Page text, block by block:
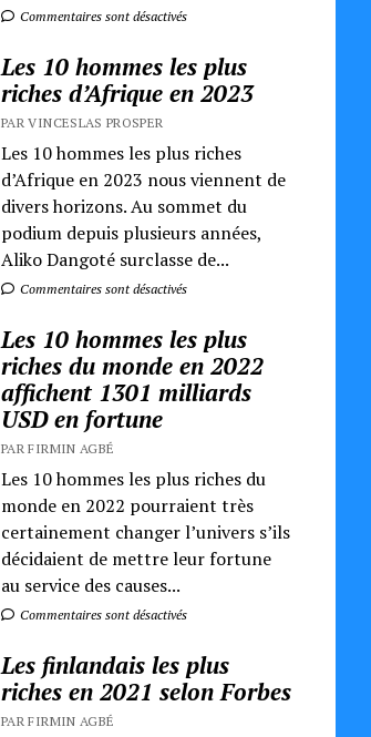
Commentaires sont désactivés
Les 10 hommes les plus
riches d’Afrique en 2023
PAR VINCESLAS PROSPER
Les 10 hommes les plus riches
d’Afrique en 2023 nous viennent de
divers horizons. Au sommet du
podium depuis plusieurs années,
Aliko Dangoté surclasse de...
Commentaires sont désactivés
Les 10 hommes les plus
riches du monde en 2022
affichent 1301 milliards
USD en fortune
PAR FIRMIN AGBÉ
Les 10 hommes les plus riches du
monde en 2022 pourraient très
certainement changer l’univers s’ils
décidaient de mettre leur fortune
au service des causes...
Commentaires sont désactivés
Les finlandais les plus
riches en 2021 selon Forbes
PAR FIRMIN AGBÉ